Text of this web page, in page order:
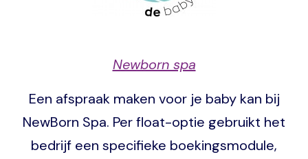
Newborn spa
Een afspraak maken voor je baby kan bij
NewBorn Spa. Per float-optie gebruikt het
bedrijf een specifieke boekingsmodule,